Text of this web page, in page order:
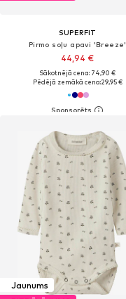
SUPERFIT
Pirmo soļu apavi 'Breeze'
44,94 €
Sākotnējā cena: 74,90 €
Pēdējā zemākā cena:29,95 €
Jaunums